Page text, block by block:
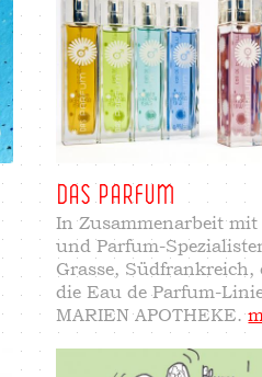
DAS PARFUM
In Zusammenarbeit
und Parfum-
Grasse, Südfrankreich,
die Eau de Parfum-
MARIEN APOTHEKE.